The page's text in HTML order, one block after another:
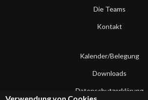
Die Teams
Kontakt
Kalender/Belegung
Downloads
Datenschutzerklärung